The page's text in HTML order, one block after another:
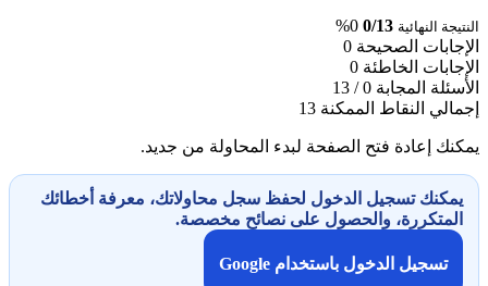
النتيجة النهائية 0/13
0%
الإجابات الصحيحة 0
الإجابات الخاطئة 0
الأسئلة المجابة 0 / 13
إجمالي النقاط الممكنة 13
يمكنك إعادة فتح الصفحة لبدء المحاولة من جديد.
يمكنك تسجيل الدخول لحفظ سجل محاولاتك، معرفة أخطائك
المتكررة، والحصول على نصائح مخصصة.
تسجيل الدخول باستخدام Google